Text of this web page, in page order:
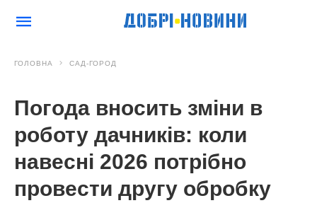
ГОЛОВНА САД-ГОРОД
Погода вносить зміни в
роботу дачників: коли
навесні 2026 потрібно
провести другу обробку